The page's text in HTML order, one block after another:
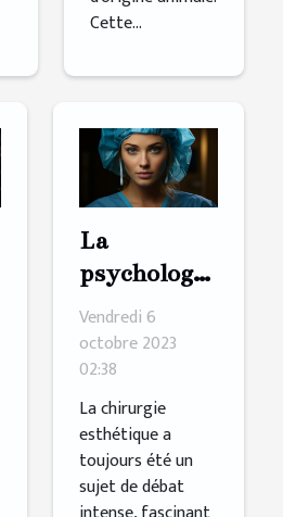
Cette...
La
psychologie
derrière le
désir de
chirurgie
esthétique
Vendredi 6
octobre 2023
02:38
La chirurgie
esthétique a
toujours été un
sujet de débat